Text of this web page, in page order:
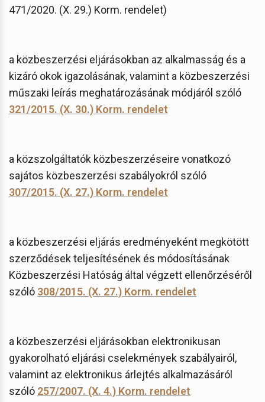
471/2020. (X. 29.) Korm. rendelet)
a közbeszerzési eljárásokban az alkalmasság és a
kizáró okok igazolásának, valamint a közbeszerzési
műszaki leírás meghatározásának módjáról szóló
321/2015. (X. 30.) Korm. rendelet
a közszolgáltatók közbeszerzéseire vonatkozó
sajátos közbeszerzési szabályokról szóló
307/2015. (X. 27.) Korm. rendelet
a közbeszerzési eljárás eredményeként megkötött
szerződések teljesítésének és módosításának
Közbeszerzési Hatóság által végzett ellenőrzéséről
szóló 308/2015. (X. 27.) Korm. rendelet
a közbeszerzési eljárásokban elektronikusan
gyakorolható eljárási cselekmények szabályairól,
valamint az elektronikus árlejtés alkalmazásáról
szóló 257/2007. (X. 4.) Korm. rendelet